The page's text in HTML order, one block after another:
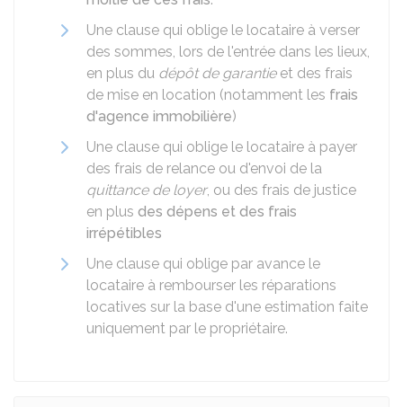
Une clause qui oblige le locataire à verser
des sommes, lors de l'entrée dans les lieux,
en plus du dépôt de garantieet des frais
de mise en location (notamment les frais
d'agence immobilière)
Une clause qui oblige le locataire à payer
des frais de relance ou d'envoi de la
quittance de loyer, ou des frais de justice
en plus des dépens et des frais
irrépétibles
Une clause qui oblige par avance le
locataire à rembourser les réparations
locatives sur la base d'une estimation faite
uniquement par le propriétaire.